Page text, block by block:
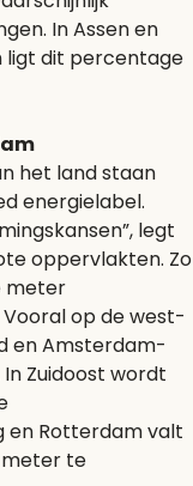
In Assen en
ligt dit percentage
het land staan
energielabel.
legt
oppervlakten. Zo
meter
op de west-
en Amsterdam-
Zuidoost wordt
en Rotterdam valt
meter te